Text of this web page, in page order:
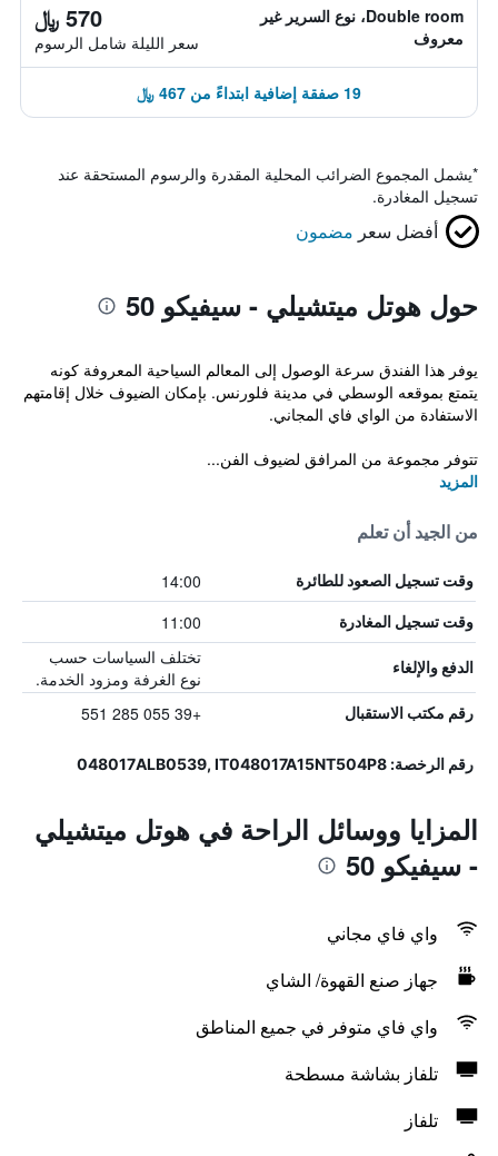
Double room، نوع السرير غير
معروف
570 ﷼
سعر الليلة شامل الرسوم
19 صفقة إضافية ابتداءً من 467 ﷼
*يشمل المجموع الضرائب المحلية المقدرة والرسوم المستحقة عند
تسجيل المغادرة.
أفضل سعر مضمون
حول هوتل ميتشيلي - سيفيكو 50
يوفر هذا الفندق سرعة الوصول إلى المعالم السياحية المعروفة كونه
يتمتع بموقعه الوسطي في مدينة فلورنس. بإمكان الضيوف خلال إقامتهم
الاستفادة من الواي فاي المجاني.
تتوفر مجموعة من المرافق لضيوف الفن...
المزيد
من الجيد أن تعلم
وقت تسجيل الصعود للطائرة 14:00
وقت تسجيل المغادرة 11:00
الدفع والإلغاء
تختلف السياسات حسب
نوع الغرفة ومزود الخدمة.
رقم مكتب الاستقبال +39 055 285 551
رقم الرخصة: 048017ALB0539, IT048017A15NT504P8
المزايا ووسائل الراحة في هوتل ميتشيلي
- سيفيكو 50
واي فاي مجاني
جهاز صنع القهوة/ الشاي
واي فاي متوفر في جميع المناطق
تلفاز بشاشة مسطحة
تلفاز